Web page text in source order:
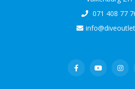
071 408 77